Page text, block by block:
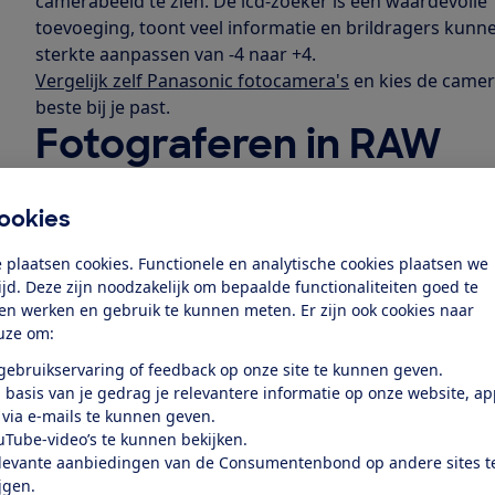
plaatsen cookies. Functionele en analytische cookies plaatsen we
Deze zijn noodzakelijk om bepaalde functionaliteiten goed te
werken en gebruik te kunnen meten. Er zijn ook cookies naar
om:
of feedback op onze site te kunnen geven.
basis van je gedrag je relevantere informatie op onze website,
e-mails te kunnen geven.
video’s te kunnen bekijken.
aanbiedingen van de Consumentenbond op andere sites
toevoeging, toont veel informatie en brildragers
sterkte aanpassen van -4 naar +4.
Vergelijk zelf Panasonic fotocamera's en kies de
beste bij je past.
Fotograferen in RAW
Verder kun je fotograferen in het onbewerkte RAW-
'ontwikkelen' tot jpeg-foto. Daarmee is de camera erg
travelzoom-camera. Hij is ook uitgerust met extra
draaipanorama-functie, gps die de locaties vastlegt
beeldstabilisatie en multifunctionele lensring.
Ook te koop als TZ61
De TZ60 is de opvolger van de TZ40 uit 2013. Ook die
het predicaat Beste uit de test, maar werd later
camera's. Nu zijn er opnieuw hogere testresultaten
in andere landen verkocht als de TZ61. Dat is exact